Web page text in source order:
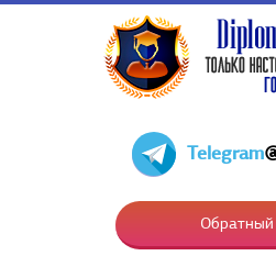
Telegram
Обратный